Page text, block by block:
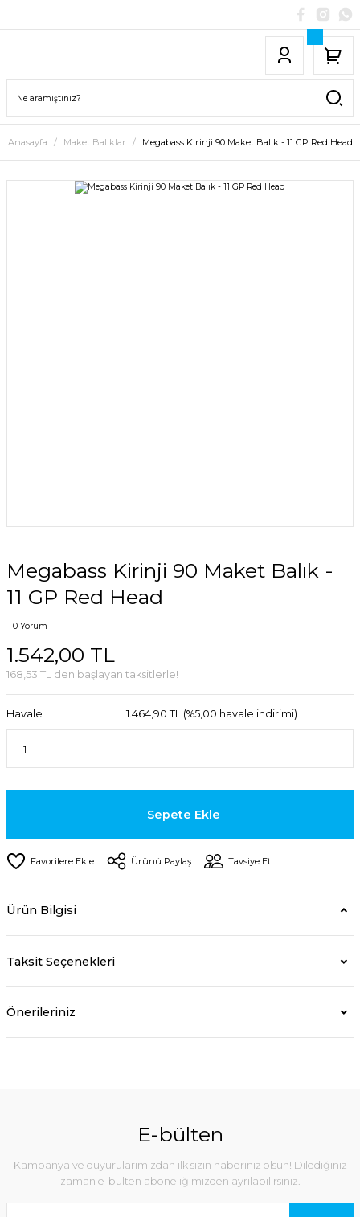
Anasayfa Maket Balıklar Megabass Kirinji 90 Maket Balık - 11 GP Red Head
Megabass Kirinji 90 Maket Balık -
11 GP Red Head
0 Yorum
1.542,00 TL
168,53 TL den başlayan taksitlerle!
Havale 1.464,90 TL (%5,00 havale indirimi)
Sepete Ekle
Ürünü Paylaş Tavsiye Et
Ürün Bilgisi
Taksit Seçenekleri
Önerileriniz
E-bülten
Kampanya ve duyurularımızdan ilk sizin haberiniz olsun! Dilediğiniz
zaman e-bülten aboneliğimizden ayrılabilirsiniz.